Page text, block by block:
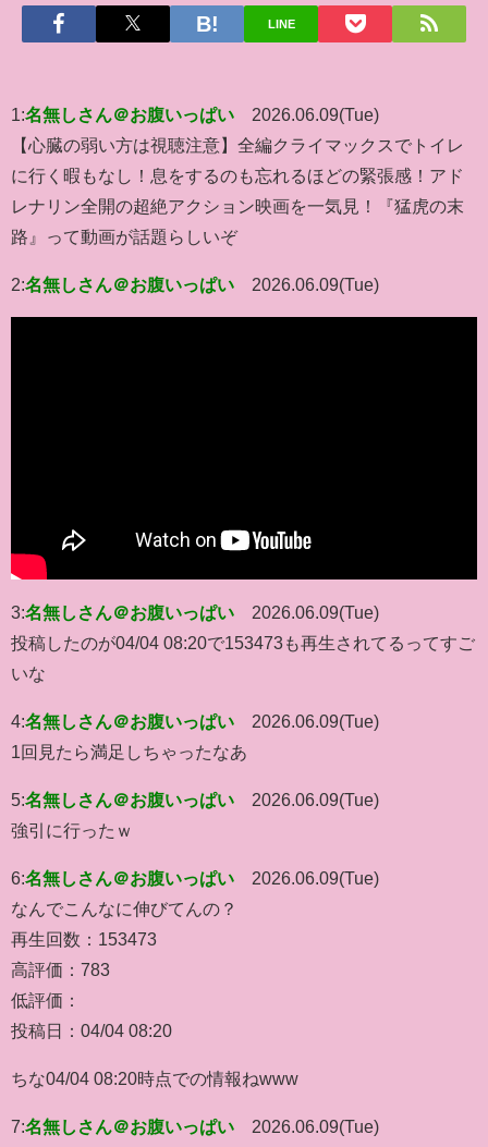
LINE
1:名無しさん＠お腹いっぱい
2026.06.09(Tue)
【心臓の弱い方は視聴注意】全編クライマックスでトイレ
に行く暇もなし！息をするのも忘れるほどの緊張感！アド
レナリン全開の超絶アクション映画を一気見！『猛虎の末
路』って動画が話題らしいぞ
2:名無しさん＠お腹いっぱい 2026.06.09(Tue)
3:名無しさん＠お腹いっぱい
2026.06.09(Tue)
投稿したのが04/04 08:20で153473も再生されてるってすご
いな
4:名無しさん＠お腹いっぱい
2026.06.09(Tue)
1回見たら満足しちゃったなあ
5:名無しさん＠お腹いっぱい
2026.06.09(Tue)
強引に行ったｗ
6:名無しさん＠お腹いっぱい
2026.06.09(Tue)
なんでこんなに伸びてんの？
再生回数：153473
高評価：783
低評価：
投稿日：04/04 08:20
ちな04/04 08:20時点での情報ねwww
7:名無しさん＠お腹いっぱい
2026.06.09(Tue)